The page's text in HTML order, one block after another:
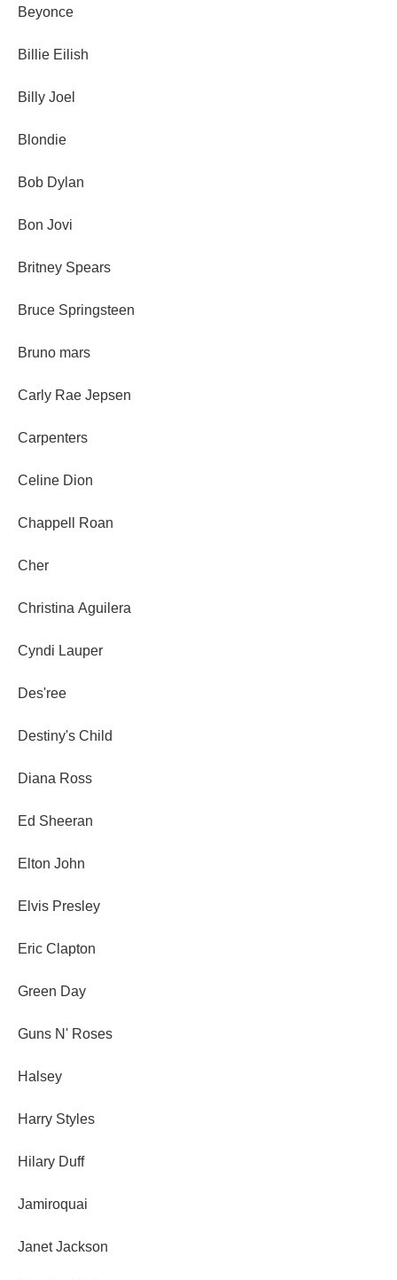
Beyonce
Billie Eilish
Billy Joel
Blondie
Bob Dylan
Bon Jovi
Britney Spears
Bruce Springsteen
Bruno mars
Carly Rae Jepsen
Carpenters
Celine Dion
Chappell Roan
Cher
Christina Aguilera
Cyndi Lauper
Des'ree
Destiny's Child
Diana Ross
Ed Sheeran
Elton John
Elvis Presley
Eric Clapton
Green Day
Guns N' Roses
Halsey
Harry Styles
Hilary Duff
Jamiroquai
Janet Jackson